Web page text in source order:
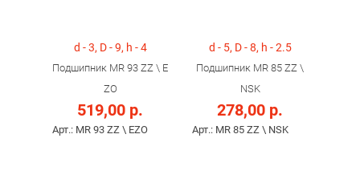
d - 3, D - 9, h - 4
Подшипник MR 93 ZZ \ E
ZO
519,00 р.
Арт.: MR 93 ZZ \ EZO
d - 5, D - 8, h - 2.5
Подшипник MR 85 ZZ \
NSK
278,00 р.
Арт.: MR 85 ZZ \ NSK